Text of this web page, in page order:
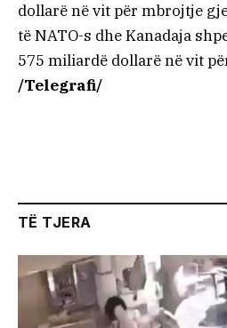
dollarë në vit për mbrojtje
të NATO-s dhe Kanadaja
575 miliardë dollarë në vit
/Telegrafi/
TË TJERA